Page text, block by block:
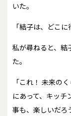
いた。
「結子は、どこに
私が尋ねると、結
た。
「これ！ 未来の
にあって、キッ
事も、楽しいだろ